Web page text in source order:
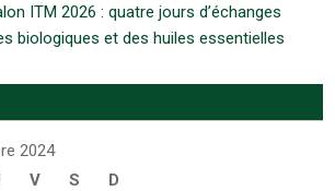
ITM 2026 : quatre jours d’échanges
biologiques et des huiles essentielles
2024
V S
D